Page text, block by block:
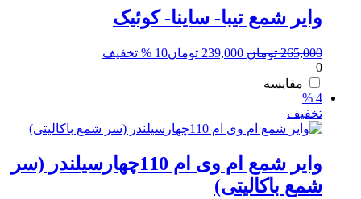
وایر شمع تیبا- ساینا- کوئیک
265,000 تومان قیمت
239,000 تومان10 % تخفیف
0
مقایسه
4 %
تخفیف
وایر شمع ام وی ام 110چهارسیلندر (سر
شمع باکالیتی)